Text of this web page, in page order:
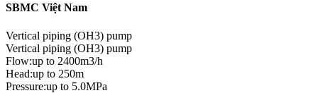
SBMC Việt Nam
Vertical piping (OH3) pump
Vertical piping (OH3) pump
Flow:up to 2400m3/h
Head:up to 250m
Pressure:up to 5.0MPa